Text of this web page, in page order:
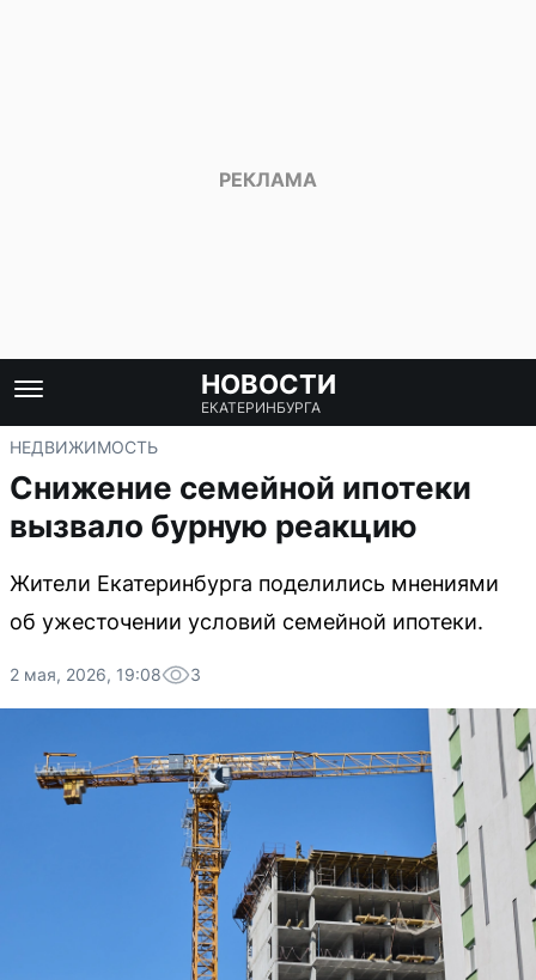
НОВОСТИ
ЕКАТЕРИНБУРГА
НЕДВИЖИМОСТЬ
Снижение семейной ипотеки
вызвало бурную реакцию
Жители Екатеринбурга поделились мнениями
об ужесточении условий семейной ипотеки.
2 мая, 2026, 19:08 3